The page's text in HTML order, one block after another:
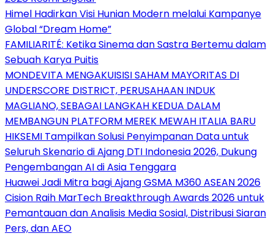
Himel Hadirkan Visi Hunian Modern melalui Kampanye
Global “Dream Home”
FAMILIARITÉ: Ketika Sinema dan Sastra Bertemu dalam
Sebuah Karya Puitis
MONDEVITA MENGAKUISISI SAHAM MAYORITAS DI
UNDERSCORE DISTRICT, PERUSAHAAN INDUK
MAGLIANO, SEBAGAI LANGKAH KEDUA DALAM
MEMBANGUN PLATFORM MEREK MEWAH ITALIA BARU
HIKSEMI Tampilkan Solusi Penyimpanan Data untuk
Seluruh Skenario di Ajang DTI Indonesia 2026, Dukung
Pengembangan AI di Asia Tenggara
Huawei Jadi Mitra bagi Ajang GSMA M360 ASEAN 2026
Cision Raih MarTech Breakthrough Awards 2026 untuk
Pemantauan dan Analisis Media Sosial, Distribusi Siaran
Pers, dan AEO